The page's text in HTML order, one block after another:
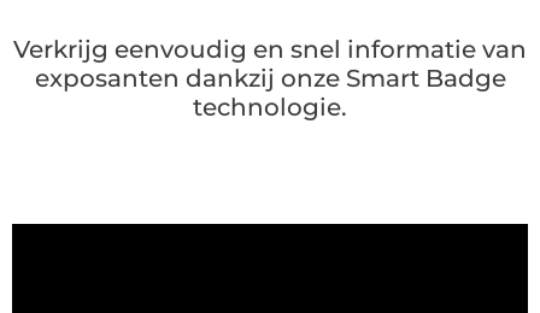
Verkrijg eenvoudig en snel informatie van
exposanten dankzij onze Smart Badge
technologie.